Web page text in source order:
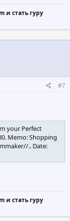
и стать гуру
#7
your Perfect
Memo: Shopping
.. Date:
и стать гуру